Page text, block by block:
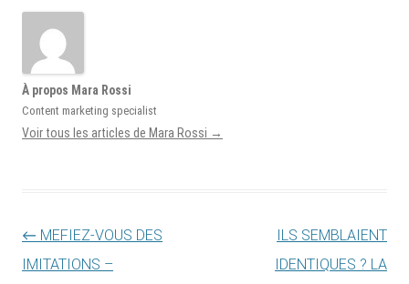
À propos Mara Rossi
Content marketing specialist
Voir tous les articles de Mara Rossi →
Navigation des articles
← MEFIEZ-VOUS DES
IMITATIONS –
ILS SEMBLAIENT
IDENTIQUES ? LA